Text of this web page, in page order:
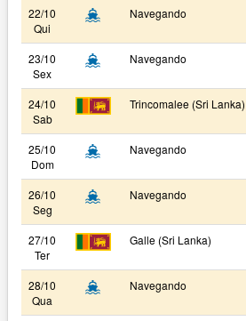
22/10
Qui
Navegando
23/10
Sex
Navegando
24/10
Sab
Trincomalee (Sri Lanka)
25/10
Dom
Navegando
26/10
Seg
Navegando
27/10
Ter
Galle (Sri Lanka)
28/10
Qua
Navegando